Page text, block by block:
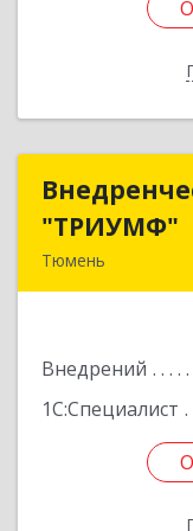
"ТРИУМФ"
Тюмень
Внедрений
1С:Специалист